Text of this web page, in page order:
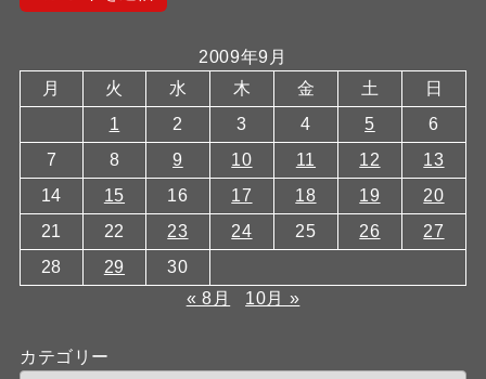
2009年9月
月
火 水 木 金 土
日
1
2 3 4 5
6
7
8 9 10 11 12
13
14
15 16 17 18 19
20
21
22 23 24 25 26
27
28
29
30
« 8月
10月 »
カテゴリー